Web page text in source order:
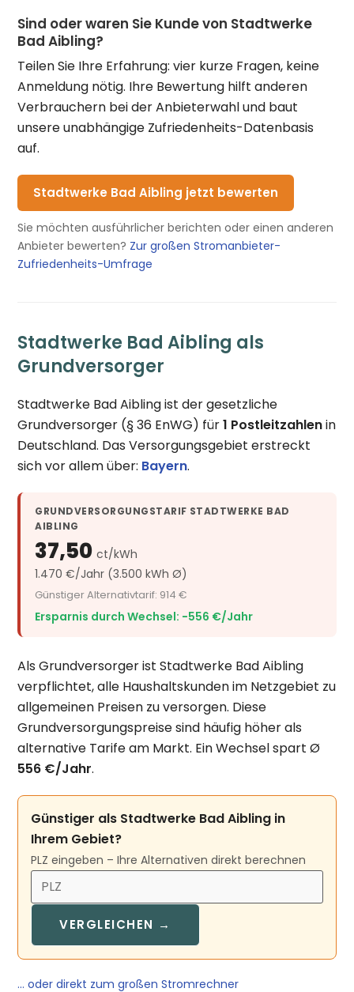
Sind oder waren Sie Kunde von Stadtwerke
Bad Aibling?
Teilen Sie Ihre Erfahrung: vier kurze Fragen, keine
Anmeldung nötig. Ihre Bewertung hilft anderen
Verbrauchern bei der Anbieterwahl und baut
unsere unabhängige Zufriedenheits-Datenbasis
auf.
Stadtwerke Bad Aibling jetzt bewerten
Sie möchten ausführlicher berichten oder einen anderen
Anbieter bewerten? Zur großen Stromanbieter-
Zufriedenheits-Umfrage
Stadtwerke Bad Aibling als
Grundversorger
Stadtwerke Bad Aibling ist der gesetzliche
Grundversorger (§ 36 EnWG) für1 Postleitzahlenin
Deutschland. Das Versorgungsgebiet erstreckt
sich vor allem über: Bayern.
GRUNDVERSORGUNGSTARIF STADTWERKE BAD
AIBLING
37,50ct/kWh
1.470 €/Jahr (3.500 kWh Ø)
Günstiger Alternativtarif: 914 €
Ersparnis durch Wechsel: −556 €/Jahr
Als Grundversorger ist Stadtwerke Bad Aibling
verpflichtet, alle Haushaltskunden im Netzgebiet zu
allgemeinen Preisen zu versorgen. Diese
Grundversorgungspreise sind häufig höher als
alternative Tarife am Markt. Ein Wechsel spart Ø
556 €/Jahr.
Günstiger als Stadtwerke Bad Aibling in
Ihrem Gebiet?
PLZ eingeben – Ihre Alternativen direkt berechnen
VERGLEICHEN →
… oder direkt zum großen Stromrechner